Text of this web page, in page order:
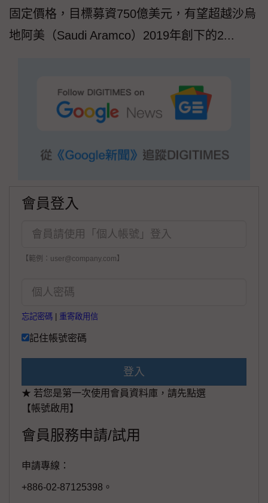
固定價格，目標募資750億美元，有望超越沙烏
地阿美（Saudi Aramco）2019年創下的2...
會員登入
【範例：user@company.com】
忘記密碼 重寄啟用信
記住帳號密碼
登入
★ 若您是第一次使用會員資料庫，請先點選
【帳號啟用】
會員服務申請/試用
申請專線：
+886-02-87125398。